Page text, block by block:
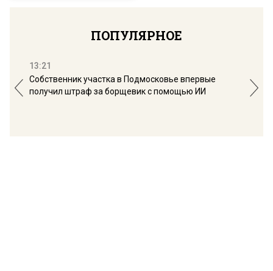
ПОПУЛЯРНОЕ
13:21
Собственник участка в Подмосковье впервые
получил штраф за борщевик с помощью ИИ